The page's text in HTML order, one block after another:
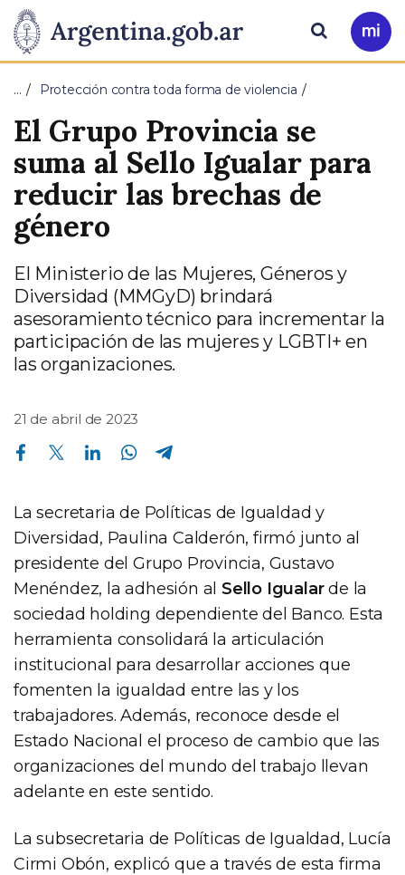
Presidencia
de
la
Nación
Pasar al contenido principal
Ir
a
Buscar
… Protección contra toda forma de violencia
El Grupo Provincia se
suma al Sello Igualar para
reducir las brechas de
género
El Ministerio de las Mujeres, Géneros y
Diversidad (MMGyD) brindará
asesoramiento técnico para incrementar la
participación de las mujeres y LGBTI+ en
las organizaciones.
21 de abril de 2023
Compartir en Facebook Compartir en Twitter Compartir en Linkedin Compartir en Whatsapp
La secretaria de Políticas de Igualdad y
Diversidad, Paulina Calderón, firmó junto al
presidente del Grupo Provincia, Gustavo
Menéndez, la adhesión alSello Igualarde la
sociedad holding dependiente del Banco. Esta
herramienta consolidará la articulación
institucional para desarrollar acciones que
fomenten la igualdad entre las y los
trabajadores. Además, reconoce desde el
Estado Nacional el proceso de cambio que las
organizaciones del mundo del trabajo llevan
adelante en este sentido.
La subsecretaria de Políticas de Igualdad, Lucía
Cirmi Obón, explicó que a través de esta firma